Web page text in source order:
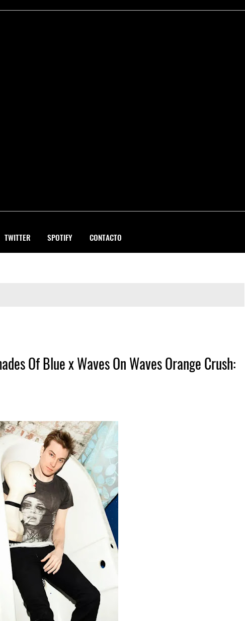
TWITTER SPOTIFY CONTACTO
Of Blue x Waves On Waves Orange Crush: